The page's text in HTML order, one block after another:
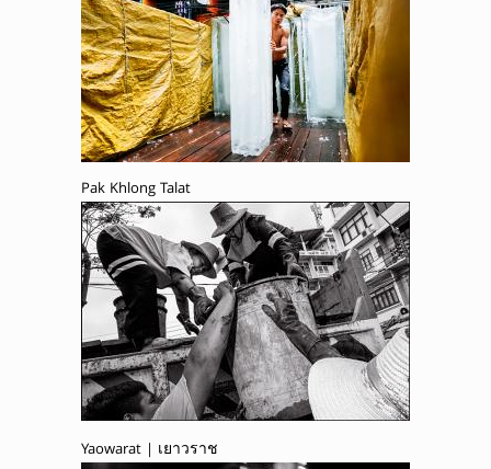
Pak Khlong Talat
Yaowarat | เยาวราช